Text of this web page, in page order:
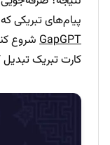
پیام‌های تبریکی
GapGPT شروع
کارت تبریک تبدیل